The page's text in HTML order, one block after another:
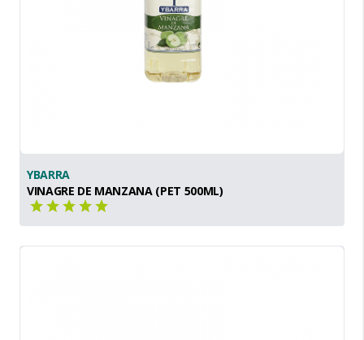
YBARRA
VINAGRE DE MANZANA (PET 500ML)